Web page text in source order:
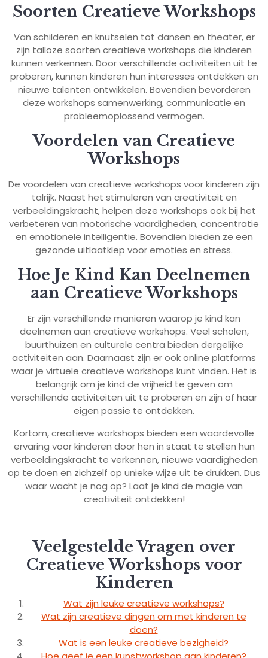
Soorten Creatieve Workshops
Van schilderen en knutselen tot dansen en theater, er
zijn talloze soorten creatieve workshops die kinderen
kunnen verkennen. Door verschillende activiteiten uit te
proberen, kunnen kinderen hun interesses ontdekken en
nieuwe talenten ontwikkelen. Bovendien bevorderen
deze workshops samenwerking, communicatie en
probleemoplossend vermogen.
Voordelen van Creatieve
Workshops
De voordelen van creatieve workshops voor kinderen zijn
talrijk. Naast het stimuleren van creativiteit en
verbeeldingskracht, helpen deze workshops ook bij het
verbeteren van motorische vaardigheden, concentratie
en emotionele intelligentie. Bovendien bieden ze een
gezonde uitlaatklep voor emoties en stress.
Hoe Je Kind Kan Deelnemen
aan Creatieve Workshops
Er zijn verschillende manieren waarop je kind kan
deelnemen aan creatieve workshops. Veel scholen,
buurthuizen en culturele centra bieden dergelijke
activiteiten aan. Daarnaast zijn er ook online platforms
waar je virtuele creatieve workshops kunt vinden. Het is
belangrijk om je kind de vrijheid te geven om
verschillende activiteiten uit te proberen en zijn of haar
eigen passie te ontdekken.
Kortom, creatieve workshops bieden een waardevolle
ervaring voor kinderen door hen in staat te stellen hun
verbeeldingskracht te verkennen, nieuwe vaardigheden
op te doen en zichzelf op unieke wijze uit te drukken. Dus
waar wacht je nog op? Laat je kind de magie van
creativiteit ontdekken!
Veelgestelde Vragen over
Creatieve Workshops voor
Kinderen
Wat zijn leuke creatieve workshops?
Wat zijn creatieve dingen om met kinderen te
doen?
Wat is een leuke creatieve bezigheid?